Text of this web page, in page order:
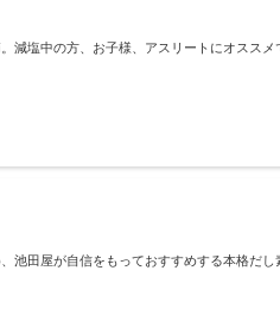
減塩中の方、お子様、アスリートにオススメ
池田屋が自信をもっておすすめする本格だ